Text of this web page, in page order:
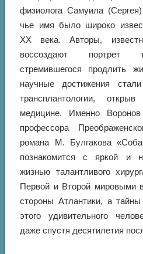
физиолога Самуила
чье имя было широко
XX века. Авторы,
воссоздают портрет
стремившегося продлить
научные достижения
трансплантологии,
медицине. Именно
профессора
романа М. Булгакова
познакомится с яркой и
жизнью талантливого
Первой и Второй мировыми
стороны Атлантики, а
этого удивительного
даже спустя десятилетия